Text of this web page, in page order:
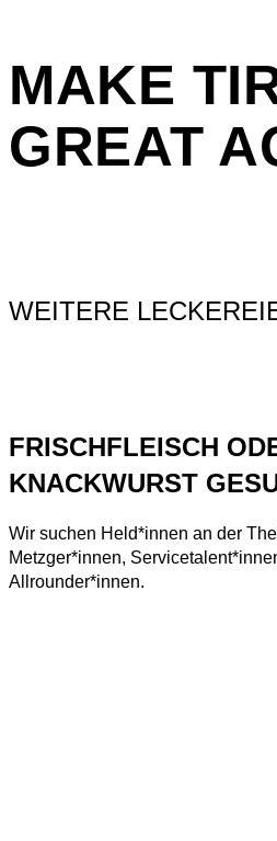
MAKE
GREAT
WEITERE
FRISCHFLEISCH
KNACKWURST
Wir suchen Held*innen an der
Metzger*innen,
Allrounder*innen.